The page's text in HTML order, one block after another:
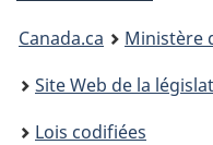
You
are
here:
Canada.ca
Ministère
Site Web de la
Lois codifiées